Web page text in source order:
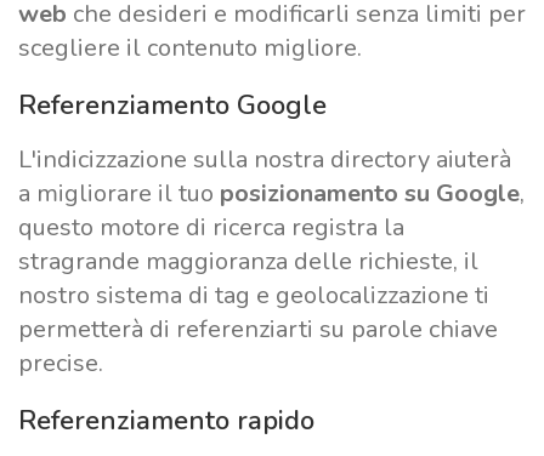
web che desideri e modificarli senza limiti per
scegliere il contenuto migliore.
Referenziamento Google
L'indicizzazione sulla nostra directory aiuterà
a migliorare il tuo posizionamento su Google,
questo motore di ricerca registra la
stragrande maggioranza delle richieste, il
nostro sistema di tag e geolocalizzazione ti
permetterà di referenziarti su parole chiave
precise.
Referenziamento rapido